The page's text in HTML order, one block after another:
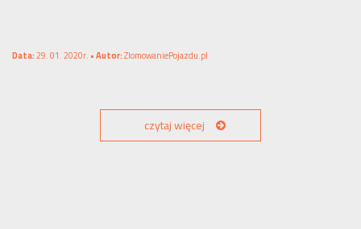
Data:29. 01. 2020r. •Autor:ZlomowaniePojazdu.pl
czytaj więcej